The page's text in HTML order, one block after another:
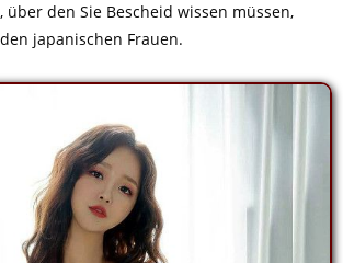
über den Sie Bescheid wissen müssen,
japanischen Frauen.